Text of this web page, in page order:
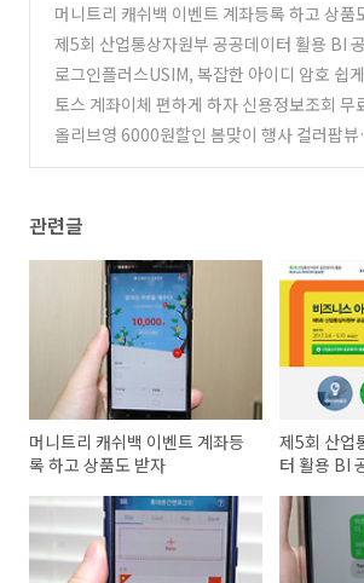
머니트리 캐쉬백 이벤트 계좌등록 하고 상품
자
(1)
제5회 산업통상자원부 공공데이터 활용 BI
전 소식 (0)
로그인플러스USIM, 복잡한 아이디 암호 쉽
리하자 (0)
토스 계좌이체 편하게 하자 신용정보조회 무
알아보자
(4)
올리브영 6000원할인 봄맞이 행사 컬러팝뷰
관련글
머니트리 캐쉬백 이벤트 계좌등
록 하고 상품도 받자
제5회 산업
터 활용 BI